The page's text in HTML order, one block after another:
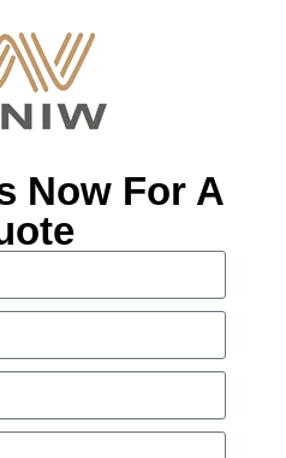
Now For A